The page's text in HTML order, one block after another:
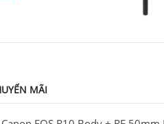
MÃI